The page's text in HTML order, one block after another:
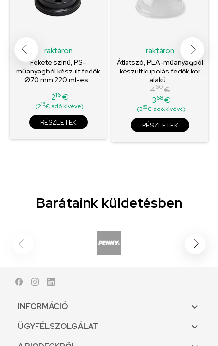
raktáron
Fekete színű, PS-
műanyagból készült fedők
Ø70 mm 220 ml-es...
Ár
216€
(216€ adó.kivéve)
RÉSZLETEK
raktáron
Átlátszó, PLA-műanyagból
készült kupolás fedők kör
alakú...
Normál
ár
460€
Ár
368€
(368€ adó.kivéve)
RÉSZLETEK
Barátaink küldetésben
FacebookInstagram
INFORMÁCIÓ 
ÜGYFÉLSZOLGÁLAT 